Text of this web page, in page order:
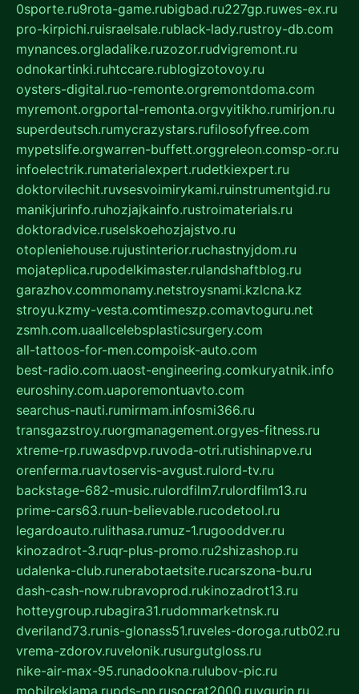
0sporte.ru9rota-game.rubigbad.ru227gp.ruwes-ex.ru
pro-kirpichi.ruisraelsale.rublack-lady.rustroy-db.com
mynances.orgladalike.ruzozor.rudvigremont.ru
odnokartinki.ruhtccare.rublogizotovoy.ru
oysters-digital.ruo-remonte.orgremontdoma.com
myremont.orgportal-remonta.orgvyitikho.rumirjon.ru
superdeutsch.rumycrazystars.rufilosofyfree.com
mypetslife.orgwarren-buffett.orggreleon.comsp-or.ru
infoelectrik.rumaterialexpert.rudetkiexpert.ru
doktorvilechit.ruvsesvoimirykami.ruinstrumentgid.ru
manikjurinfo.ruhozjajkainfo.rustroimaterials.ru
doktoradvice.ruselskoehozjajstvo.ru
otopleniehouse.rujustinterior.ruchastnyjdom.ru
mojateplica.rupodelkimaster.rulandshaftblog.ru
garazhov.commonamy.netstroysnami.kzlcna.kz
stroyu.kzmy-vesta.comtimeszp.comavtoguru.net
zsmh.com.uaallcelebsplasticsurgery.com
all-tattoos-for-men.compoisk-auto.com
best-radio.com.uaost-engineering.comkuryatnik.info
euroshiny.com.uaporemontuavto.com
searchus-nauti.rumirmam.infosmi366.ru
transgazstroy.ruorgmanagement.orgyes-fitness.ru
xtreme-rp.ruwasdpvp.ruvoda-otri.rutishinapve.ru
orenferma.ruavtoservis-avgust.rulord-tv.ru
backstage-682-music.rulordfilm7.rulordfilm13.ru
prime-cars63.ruun-believable.rucodetool.ru
legardoauto.rulithasa.rumuz-1.rugooddver.ru
kinozadrot-3.ruqr-plus-promo.ru2shizashop.ru
udalenka-club.runerabotaetsite.rucarszona-bu.ru
dash-cash-now.rubravoprod.rukinozadrot13.ru
hotteygroup.rubagira31.rudommarketnsk.ru
dveriland73.runis-glonass51.ruveles-doroga.rutb02.ru
vrema-zdorov.ruvelonik.rusurgutgloss.ru
nike-air-max-95.runadookna.rulubov-pic.ru
mobilreklama.rupds-nn.rusocrat2000.ruvgurin.ru